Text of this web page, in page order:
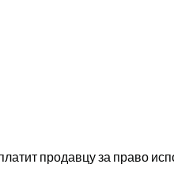
продавцу за право